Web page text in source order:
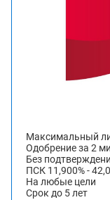
Максимальный
Одобрение за 2
Без
ПСК 11,900% -
На любые цели
Срок до 5 лет